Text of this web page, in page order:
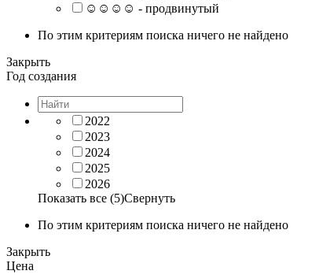
☺☺☺☺ - продвинутый
По этим критериям поиска ничего не найдено
Закрыть
Год создания
2022
2023
2024
2025
2026
Показать все (5)Свернуть
По этим критериям поиска ничего не найдено
Закрыть
Цена